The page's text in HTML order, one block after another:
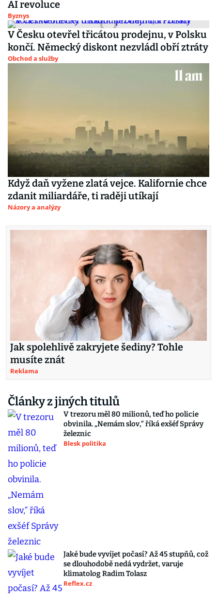
AI revoluce
Byznys
V Česku otevřel třicátou prodejnu, v Polsku
končí. Německý diskont nezvládl obří ztráty
Obchod a služby
Když daň vyžene zlatá vejce. Kalifornie chce
zdanit miliardáře, ti raději utíkají
Názory a analýzy
Jak spolehlivě zakryjete šediny? Tohle
musíte znát
Reklama
Články z jiných titulů
V trezoru měl 80 milionů, teď ho policie
obvinila. „Nemám slov,“ říká exšéf Správy
železnic
Blesk politika
Jaké bude vyvíjet počasí? Až 45 stupňů, což
se dlouhodobě nedá vydržet, varuje
klimatolog Radim Tolasz
Reflex.cz